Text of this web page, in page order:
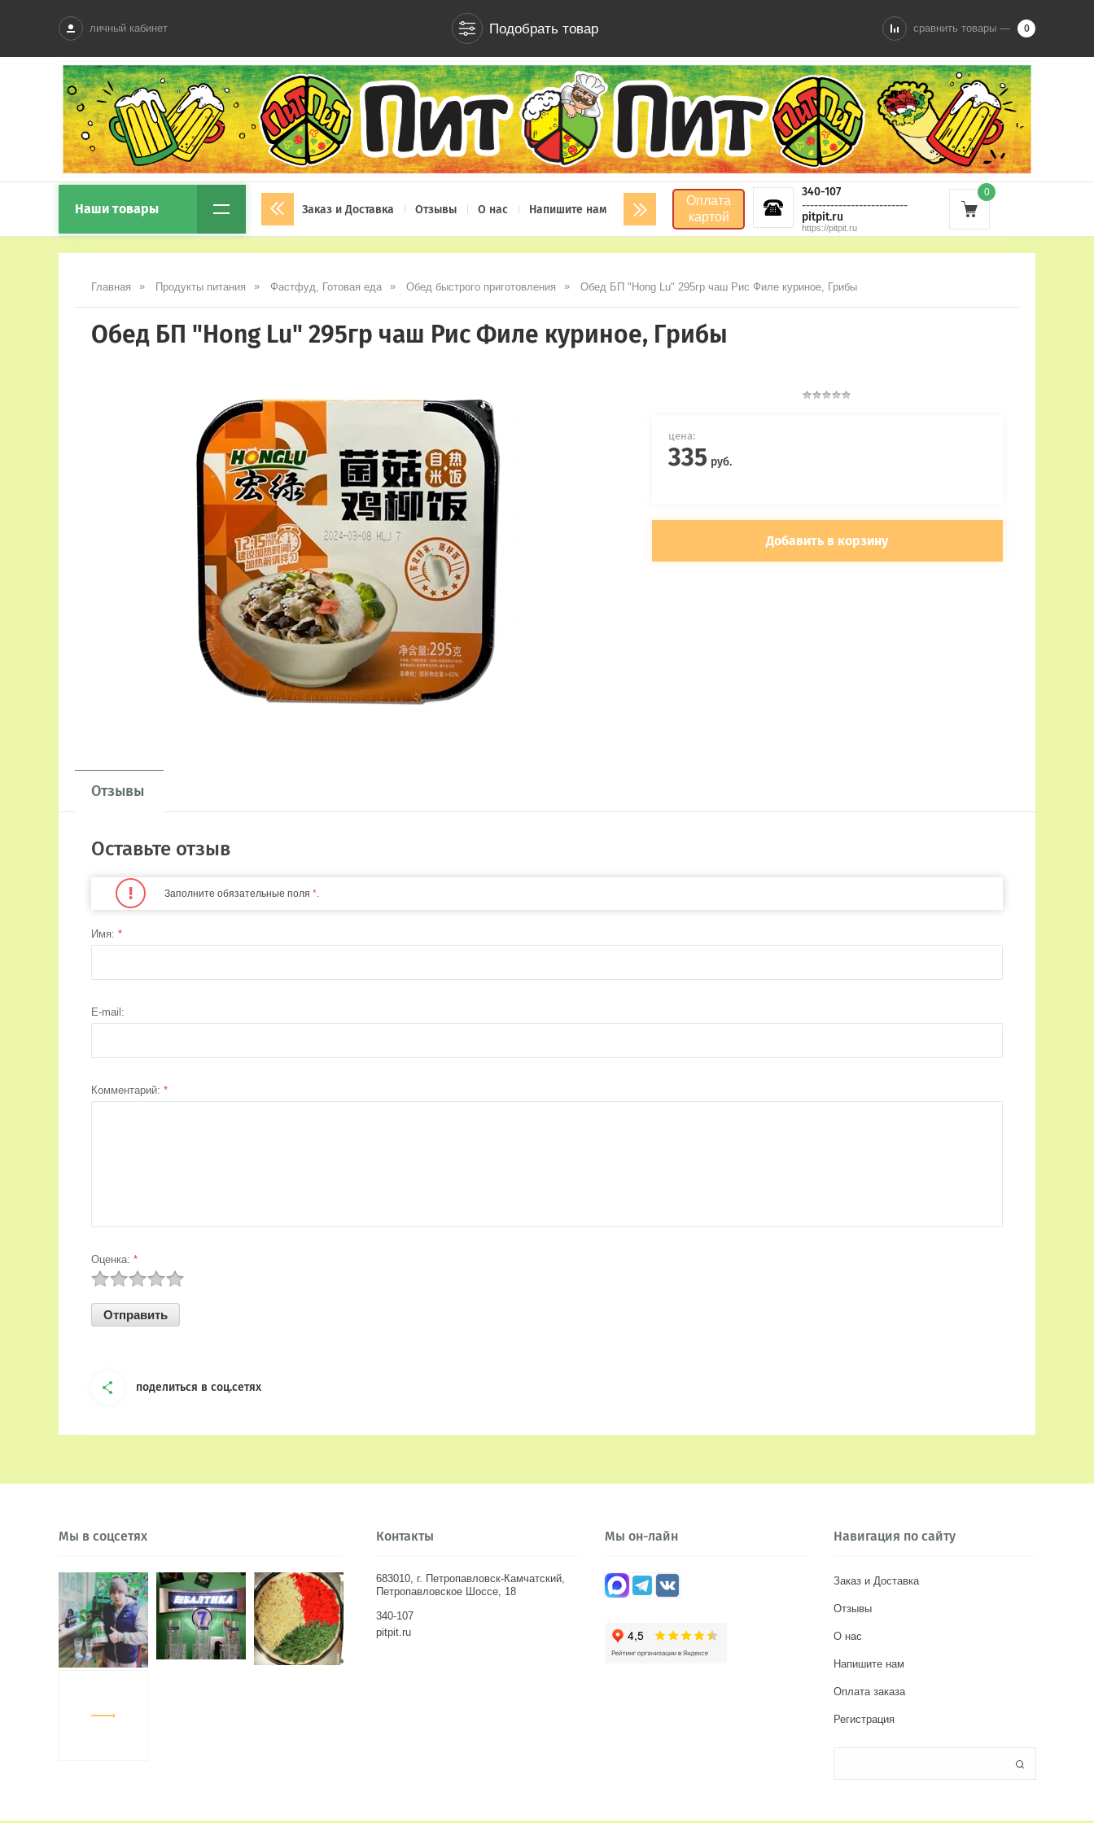
личный кабинет Подобрать товар сравнить товары — 0
Наши товары Заказ и Доставка Отзывы О нас Напишите нам Оплата заказа Регистрация
Оплата
картой
340-107
--------------------------
pitpit.ru
https://pitpit.ru
0
Главная Продукты питания Фастфуд, Готовая еда Обед быстрого приготовления Обед БП "Hong Lu" 295гр чаш Рис Филе куриное, Грибы
Обед БП "Hong Lu" 295гр чаш Рис Филе куриное, Грибы
цена:
335 руб.
Добавить в корзину
Отзывы
Оставьте отзыв
Заполните обязательные поля *
Имя: *
E-mail:
Комментарий: *
Оценка: *
поделиться в соц.сетях
Мы в соцсетях Контакты
683010, г. Петропавловск-Камчатский,
Петропавловское Шоссе, 18
340-107
pitpit.ru
Мы он-лайн Навигация по сайту
Заказ и Доставка
Отзывы
О нас
Напишите нам
Оплата заказа
Регистрация